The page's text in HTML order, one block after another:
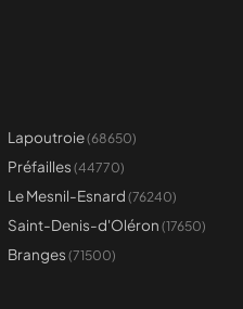
Lapoutroie(68650)
Préfailles (44770)
Le Mesnil-Esnard (76240)
Saint-Denis-d'Oléron (17650)
Branges (71500)